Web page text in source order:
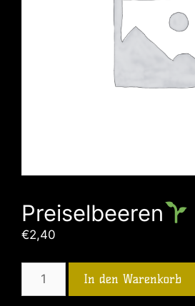
Preiselbeeren
€2,40
In den Warenkorb